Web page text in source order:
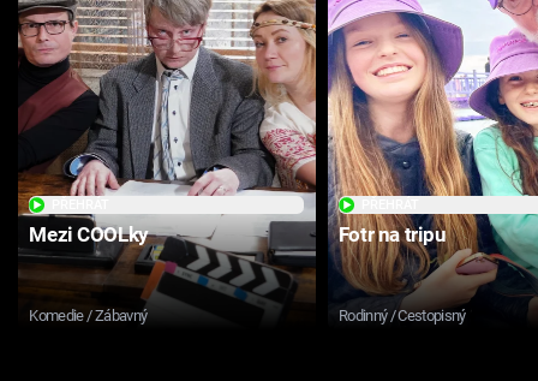
Mezi COOLky
Komedie / Zábavný
Fotr na tripu
Rodinný / Cestopisný